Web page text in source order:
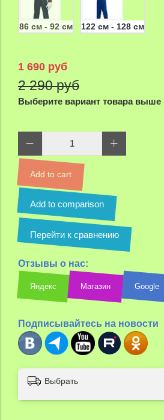
86 см - 92 см 122 см - 128 см
1 690 руб
2 290 руб
Выберите вариант товара выше
Add to cart
Add to comparison
Перейти к сравнению
Отзывы о нас:
Яндекс Магазин Google
Подписывайтесь на новости
Выбрать